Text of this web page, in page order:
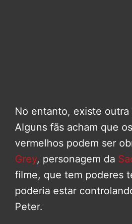
No entanto, existe outra
Alguns fãs acham que
vermelhos podem ser
Grey, personagem da
filme, que tem poderes
poderia estar
Peter.